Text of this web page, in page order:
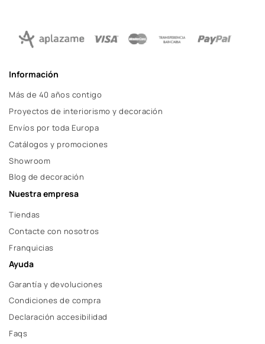
Información
Más de 40 años contigo
Proyectos de interiorismo y decoración
Envíos por toda Europa
Catálogos y promociones
Showroom
Blog de decoración
Nuestra empresa
Tiendas
Contacte con nosotros
Franquicias
Ayuda
Garantía y devoluciones
Condiciones de compra
Declaración accesibilidad
Faqs